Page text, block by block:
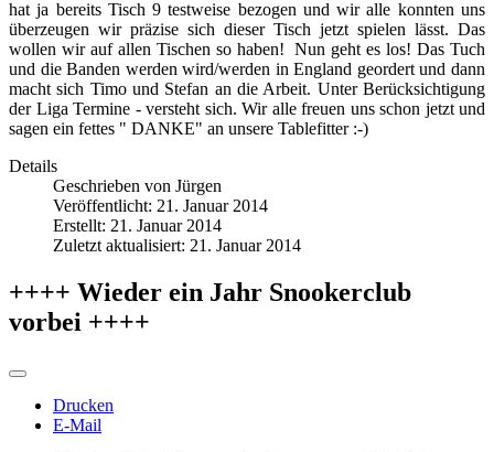
hat ja bereits Tisch 9 testweise bezogen und wir alle konnten uns
überzeugen wir präzise sich dieser Tisch jetzt spielen lässt. Das
wollen wir auf allen Tischen so haben! Nun geht es los! Das Tuch
und die Banden werden wird/werden in England geordert und dann
macht sich Timo und Stefan an die Arbeit. Unter Berücksichtigung
der Liga Termine - versteht sich. Wir alle freuen uns schon jetzt und
sagen ein fettes " DANKE" an unsere Tablefitter :-)
Details
Geschrieben von Jürgen
Veröffentlicht: 21. Januar 2014
Erstellt: 21. Januar 2014
Zuletzt aktualisiert: 21. Januar 2014
++++ Wieder ein Jahr Snookerclub
vorbei ++++
Drucken
E-Mail